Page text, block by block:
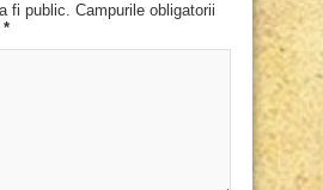
fi public. Campurile obligatorii
*